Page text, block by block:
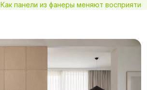
Как панели из фанеры меняют